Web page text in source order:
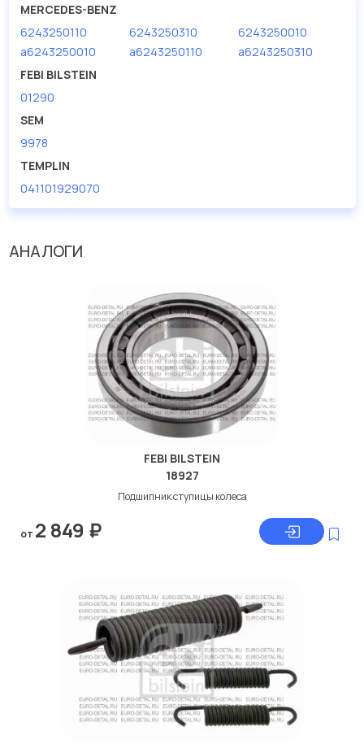
MERCEDES-BENZ
6243250110
6243250310
6243250010
a6243250010
a6243250110
a6243250310
FEBI BILSTEIN
01290
SEM
9978
TEMPLIN
041101929070
АНАЛОГИ
FEBI BILSTEIN
18927
Подшипник ступицы колеса
от 2 849 ₽